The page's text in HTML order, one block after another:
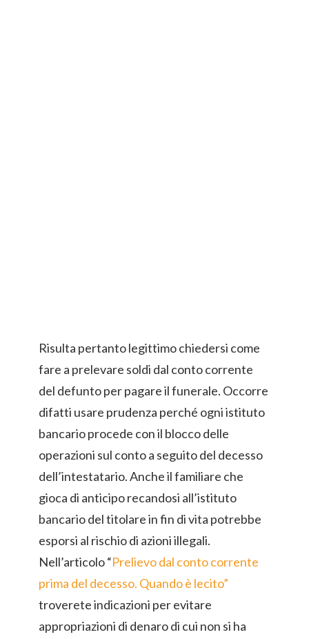
Risulta pertanto legittimo chiedersi come
fare a prelevare soldi dal conto corrente
del defunto per pagare il funerale. Occorre
difatti usare prudenza perché ogni istituto
bancario procede con il blocco delle
operazioni sul conto a seguito del decesso
dell’intestatario. Anche il familiare che
gioca di anticipo recandosi all’istituto
bancario del titolare in fin di vita potrebbe
esporsi al rischio di azioni illegali.
Nell’articolo “Prelievo dal conto corrente
prima del decesso. Quando è lecito”
troverete indicazioni per evitare
appropriazioni di denaro di cui non si ha